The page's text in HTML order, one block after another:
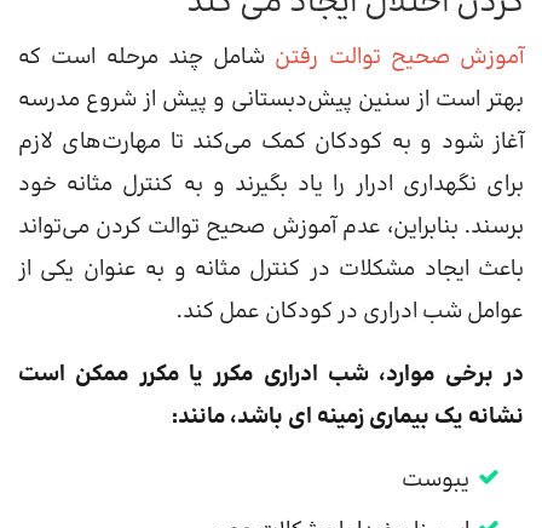
آموزش صحیح توالت رفتن شامل چند مرحله است که
بهتر است از سنین پیش‌دبستانی و پیش از شروع مدرسه
آغاز شود و به کودکان کمک می‌کند تا مهارت‌های لازم
برای نگهداری ادرار را یاد بگیرند و به کنترل مثانه خود
برسند. بنابراین، عدم آموزش صحیح توالت کردن می‌تواند
باعث ایجاد مشکلات در کنترل مثانه و به عنوان یکی از
عوامل شب ادراری در کودکان عمل کند.
در برخی موارد، شب ادراری مکرر یا مکرر ممکن است
نشانه یک بیماری زمینه ای باشد، مانند:
یبوست